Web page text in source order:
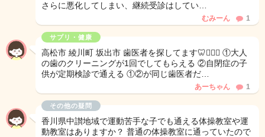
さらに悪化してしまい、継続受診はしてい…
むみーん 1
サプリ・健康
高松市 綾川町 坂出市 歯医者を探してます🦷👩🏻‍⚕️ ①大人
の歯のクリーニングが1回でしてもらえる ②自閉症の子
供が定期検診で通える ①②が同じ歯医者だ…
あーちゃん 1
その他の疑問
香川県中讃地域で運動苦手な子でも通える体操教室や運
動教室はありますか？ 普通の体操教室に通っていたので